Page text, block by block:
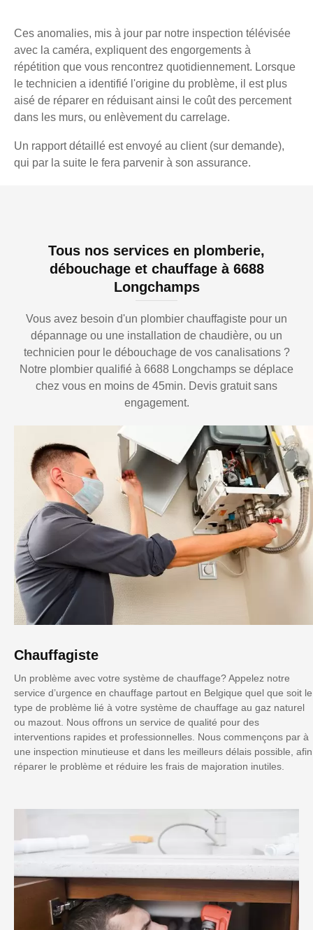
Ces anomalies, mis à jour par notre inspection télévisée
avec la caméra, expliquent des engorgements à
répétition que vous rencontrez quotidiennement. Lorsque
le technicien a identifié l'origine du problème, il est plus
aisé de réparer en réduisant ainsi le coût des percement
dans les murs, ou enlèvement du carrelage.
Un rapport détaillé est envoyé au client (sur demande),
qui par la suite le fera parvenir à son assurance.
Tous nos services en plomberie,
débouchage et chauffage à 6688
Longchamps
Vous avez besoin d'un plombier chauffagiste pour un
dépannage ou une installation de chaudière, ou un
technicien pour le débouchage de vos canalisations ?
Notre plombier qualifié à 6688 Longchamps se déplace
chez vous en moins de 45min. Devis gratuit sans
engagement.
Chauffagiste
Un problème avec votre système de chauffage? Appelez notre
service d’urgence en chauffage partout en Belgique quel que soit le
type de problème lié à votre système de chauffage au gaz naturel
ou mazout. Nous offrons un service de qualité pour des
interventions rapides et professionnelles. Nous commençons par à
une inspection minutieuse et dans les meilleurs délais possible, afin
réparer le problème et réduire les frais de majoration inutiles.